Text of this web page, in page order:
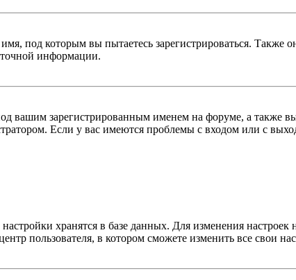
под которым вы пытаетесь зарегистрироваться.
точной информации.
вашим зарегистрированным именем на форуме, а также
Если у вас имеются проблемы с входом или с
хранятся в базе данных. Для изменения
пользователя, в котором сможете изменить все свои